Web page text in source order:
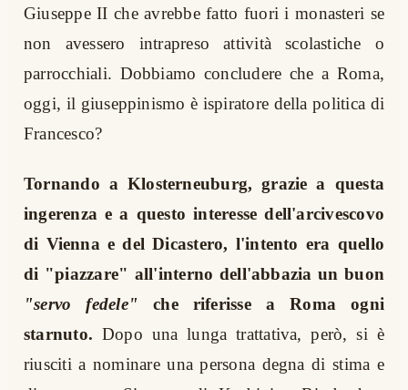
Giuseppe II che avrebbe fatto fuori i monasteri se
non avessero intrapreso attività scolastiche o
parrocchiali. Dobbiamo concludere che a Roma,
oggi, il giuseppinismo è ispiratore della politica di
Francesco?
Tornando a Klosterneuburg, grazie a questa
ingerenza e a questo interesse dell'arcivescovo
di Vienna e del Dicastero, l'intento era quello
di "piazzare" all'interno dell'abbazia un buon
"servo fedele"che riferisse a Roma ogni
starnuto. Dopo una lunga trattativa, però, si è
riusciti a nominare una persona degna di stima e